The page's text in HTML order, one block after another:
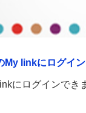
My linkにログイ
にログインでき